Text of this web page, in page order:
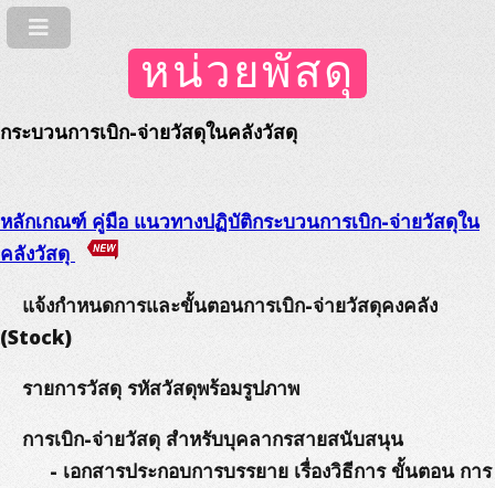
หน่วยพัสดุ
กระบวนการเบิก-จ่ายวัสดุในคลังวัสดุ
หลักเกณฑ์ คู่มือ แนวทางปฏิบัติกระบวนการเบิก-จ่ายวัสดุใน
คลังวัสดุ
แจ้งกำหนดการและขั้นตอนการเบิก-จ่ายวัสดุคงคลัง
(Stock)
รายการวัสดุ รหัสวัสดุพร้อมรูปภาพ
การเบิก-จ่ายวัสดุ สำหรับบุคลากรสายสนับสนุน
- เอกสารประกอบการบรรยาย เรื่องวิธีการ ขั้นตอน การ